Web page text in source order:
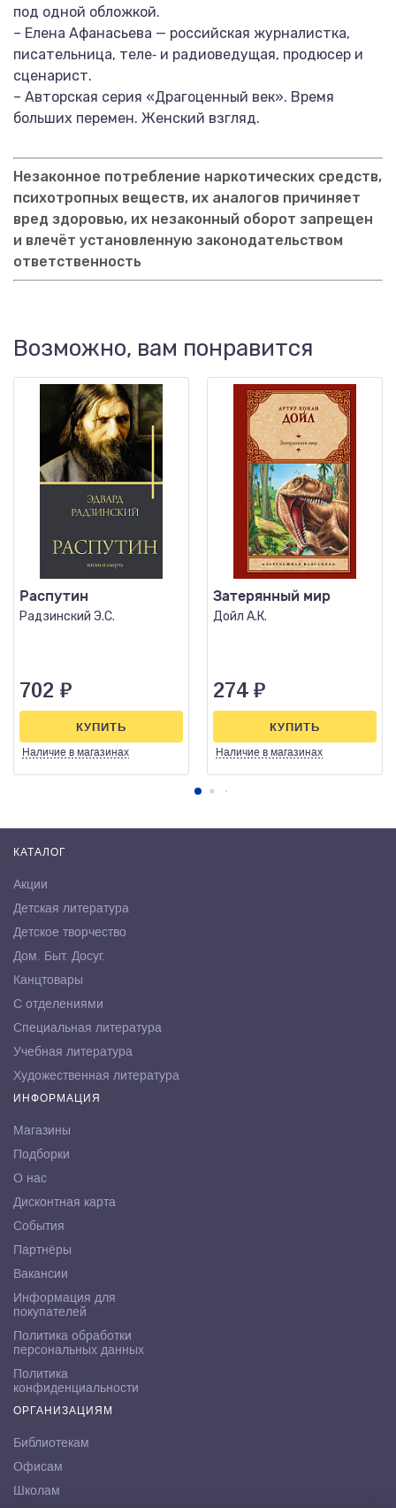
под одной обложкой.
– Елена Афанасьева — российская журналистка,
писательница, теле‑ и радиоведущая, продюсер и
сценарист.
– Авторская серия «Драгоценный век». Время
больших перемен. Женский взгляд.
Незаконное потребление наркотических средств,
психотропных веществ, их аналогов причиняет
вред здоровью, их незаконный оборот запрещен
и влечёт установленную законодательством
ответственность
Возможно, вам понравится
Распутин
Радзинский Э.С.
702 ₽
Наличие в магазинах
КУПИТЬ
Затерянный мир
Дойл А.К.
274 ₽
Наличие в магазинах
КУПИТЬ
КАТАЛОГ
Акции
Детская литература
Детское творчество
Дом. Быт. Досуг.
Канцтовары
С отделениями
Специальная литература
Учебная литература
Художественная литература
ИНФОРМАЦИЯ
Магазины
Подборки
О нас
Дисконтная карта
События
Партнёры
Вакансии
Информация для
покупателей
Политика обработки
персональных данных
Политика
конфиденциальности
ОРГАНИЗАЦИЯМ
Библиотекам
Офисам
Школам